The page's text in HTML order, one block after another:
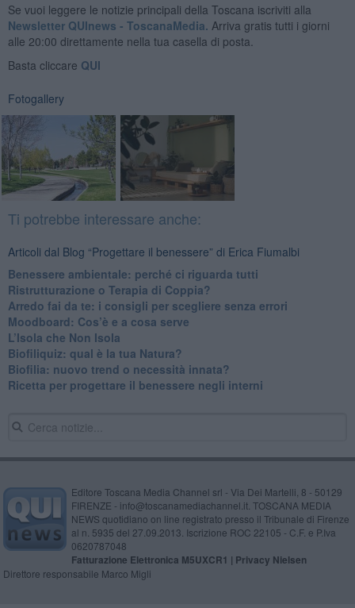
Se vuoi leggere le notizie principali della Toscana iscriviti alla
Newsletter QUInews - ToscanaMedia. Arriva gratis tutti i giorni
alle 20:00 direttamente nella tua casella di posta.
Basta cliccare QUI
Fotogallery
Ti potrebbe interessare anche:
Articoli dal Blog “Progettare il benessere” di Erica Fiumalbi
Benessere ambientale: perché ci riguarda tutti
Ristrutturazione o Terapia di Coppia?
​Arredo fai da te: i consigli per scegliere senza errori
Moodboard: Cos’è e a cosa serve
L’Isola che Non Isola
​Biofiliquiz: qual è la tua Natura?
​Biofilia: nuovo trend o necessità innata?
​Ricetta per progettare il benessere negli interni
Editore Toscana Media Channel srl - Via Dei Martelli, 8 - 50129
FIRENZE - info@toscanamediachannel.it. TOSCANA MEDIA
NEWS quotidiano on line registrato presso il Tribunale di Firenze
al n. 5935 del 27.09.2013. Iscrizione ROC 22105 - C.F. e P.Iva
0620787048
Fatturazione Elettronica M5UXCR1 | Privacy Nielsen
Direttore responsabile Marco Migli